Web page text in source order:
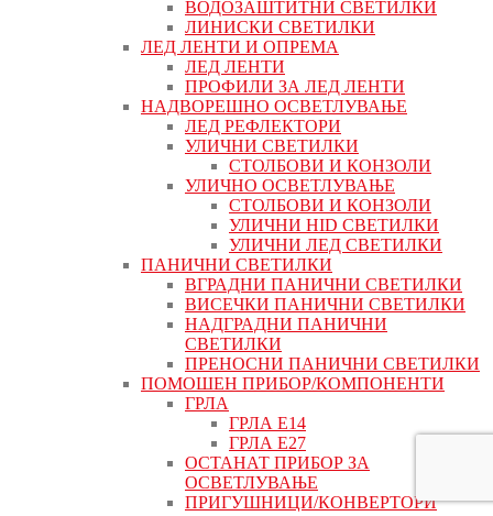
ВОДОЗАШТИТНИ СВЕТИЛКИ
ЛИНИСКИ СВЕТИЛКИ
ЛЕД ЛЕНТИ И ОПРЕМА
ЛЕД ЛЕНТИ
ПРОФИЛИ ЗА ЛЕД ЛЕНТИ
НАДВОРЕШНО ОСВЕТЛУВАЊЕ
ЛЕД РЕФЛЕКТОРИ
УЛИЧНИ СВЕТИЛКИ
СТОЛБОВИ И КОНЗОЛИ
УЛИЧНО ОСВЕТЛУВАЊЕ
СТОЛБОВИ И КОНЗОЛИ
УЛИЧНИ HID СВЕТИЛКИ
УЛИЧНИ ЛЕД СВЕТИЛКИ
ПАНИЧНИ СВЕТИЛКИ
ВГРАДНИ ПАНИЧНИ СВЕТИЛКИ
ВИСЕЧКИ ПАНИЧНИ СВЕТИЛКИ
НАДГРАДНИ ПАНИЧНИ
СВЕТИЛКИ
ПРЕНОСНИ ПАНИЧНИ СВЕТИЛКИ
ПОМОШЕН ПРИБОР/КОМПОНЕНТИ
ГРЛА
ГРЛА Е14
ГРЛА Е27
ОСТАНАТ ПРИБОР ЗА
ОСВЕТЛУВАЊЕ
ПРИГУШНИЦИ/КОНВЕРТОРИ